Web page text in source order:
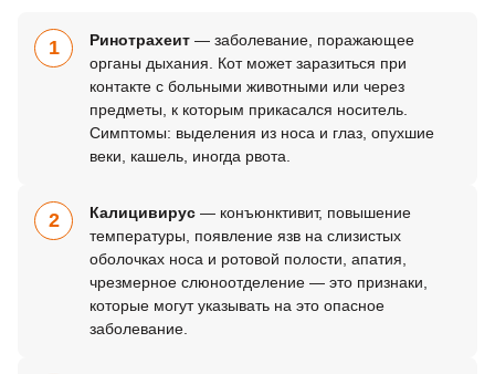
1 Ринотрахеит — заболевание, поражающее
органы дыхания. Кот может заразиться при
контакте с больными животными или через
предметы, к которым прикасался носитель.
Симптомы: выделения из носа и глаз, опухшие
веки, кашель, иногда рвота.
2 Калицивирус — конъюнктивит, повышение
температуры, появление язв на слизистых
оболочках носа и ротовой полости, апатия,
чрезмерное слюноотделение — это признаки,
которые могут указывать на это опасное
заболевание.